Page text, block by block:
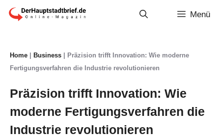
Zum
Menü
Home Business
Präzision trifft Innovation: Wie moderne
Fertigungsverfahren die Industrie revolutionieren
Präzision trifft Innovation: Wie
moderne Fertigungsverfahren die
Industrie revolutionieren